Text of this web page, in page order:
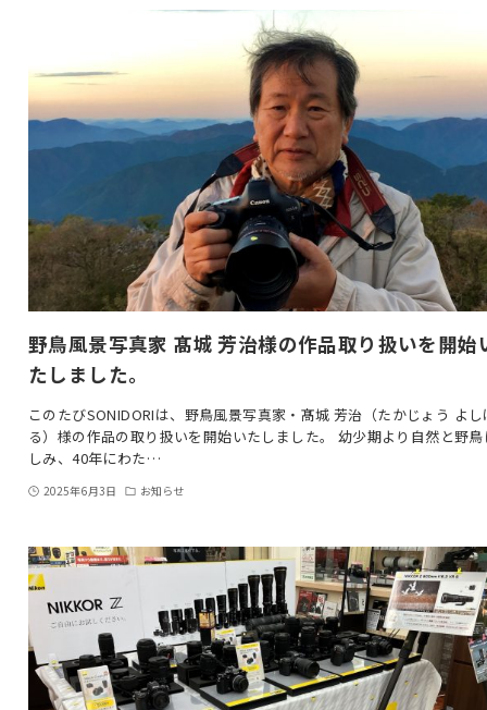
野鳥風景写真家 髙城 芳治様の作品取り扱いを開始
たしました。
このたびSONIDORIは、野鳥風景写真家・髙城 芳治（たかじょう よし
る）様の作品の取り扱いを開始いたしました。 幼少期より自然と野
しみ、40年にわた…
2025年6月3日 お知らせ